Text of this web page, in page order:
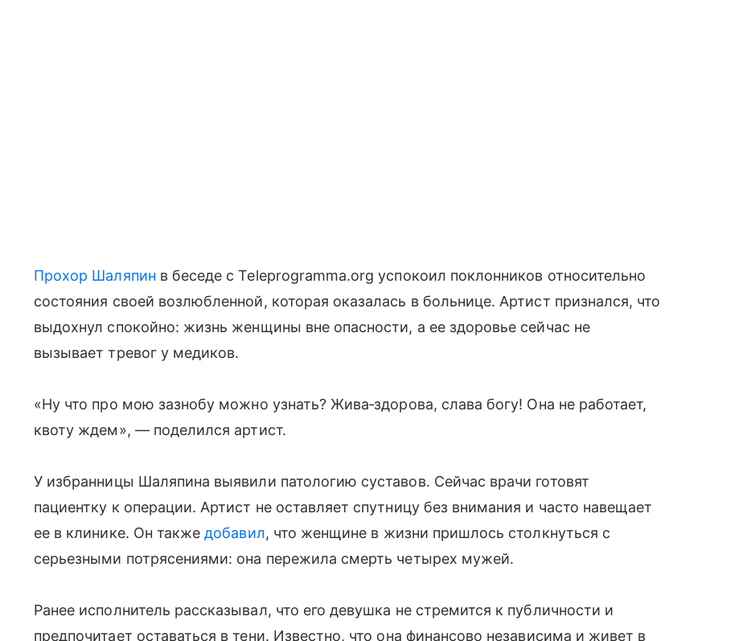
Прохор Шаляпин в беседе с Teleprogramma.org успокоил поклонников относительно
состояния своей возлюбленной, которая оказалась в больнице. Артист признался, что
выдохнул спокойно: жизнь женщины вне опасности, а ее здоровье сейчас не
вызывает тревог у медиков.
«Ну что про мою зазнобу можно узнать? Жива‑здорова, слава богу! Она не работает,
квоту ждем», — поделился артист.
У избранницы Шаляпина выявили патологию суставов. Сейчас врачи готовят
пациентку к операции. Артист не оставляет спутницу без внимания и часто навещает
ее в клинике. Он такжедобавил, что женщине в жизни пришлось столкнуться с
серьезными потрясениями: она пережила смерть четырех мужей.
Ранее исполнитель рассказывал, что его девушка не стремится к публичности и
предпочитает оставаться в тени. Известно, что она финансово независима и живет в